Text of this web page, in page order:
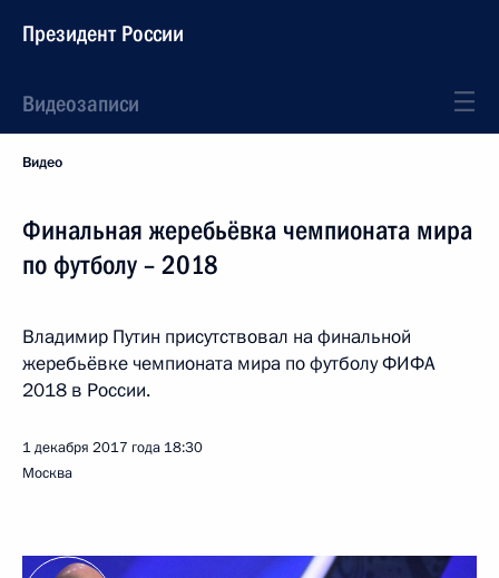
Президент России
Видеозаписи
Видео
Финальная жеребьёвка чемпионата мира
по футболу – 2018
Владимир Путин присутствовал на финальной
жеребьёвке чемпионата мира по футболу ФИФА
2018 в России.
1 декабря 2017 года 18:30
Москва